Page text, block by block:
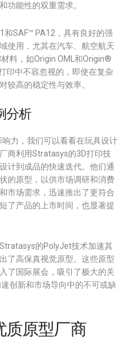
功能性的双重需求。
SAF™ PA12，具有良好的强
使用，尤其在汽车、航空航天
料，如Origin OML和Origin®
印中不容忽视的，即使在复杂
较高的稳定性与效率。
分析
力，我们可以看看在玩具设计
商利用Stratasys的3D打印技
计到成品的快速迭代。他们通
的原型，以供市场调研和消费
市场需求，迅速推出了更符合
了产品的上市时间，也显著提
的PolyJet技术加速其
了高保真视觉原型。这些原型
了国际展会，吸引了极大的关
创新和市场导向中的不可或缺
质原型厂商